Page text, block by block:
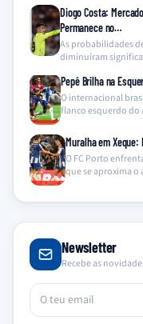
Diogo Costa:
Permanece no…
As probabilidades
diminuíram
Pepê Brilha na
O internacional
flanco esquerdo
Muralha em
O FC Porto
que se aproxima
Newsletter
Recebe as